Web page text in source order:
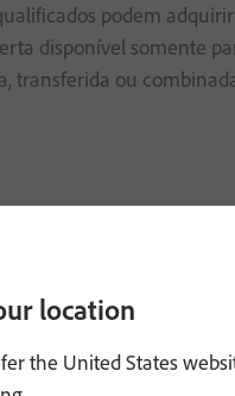
podem
disponível somente
transferida ou
location
the United States